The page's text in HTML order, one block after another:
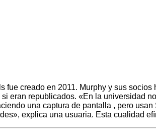
fue creado en 2011. Murphy y sus
eran republicados. «En la universidad
una captura de pantalla , pero
explica una usuaria. Esta cualidad